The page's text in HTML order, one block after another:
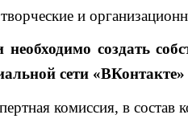
и
создать
сети
комиссия, в